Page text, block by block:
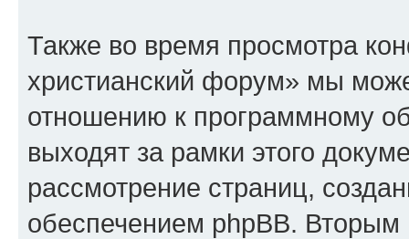
Также во время просмотра
христианский форум» мы
отношению к программному
выходят за рамки этого
рассмотрение страниц,
обеспечением phpBB.